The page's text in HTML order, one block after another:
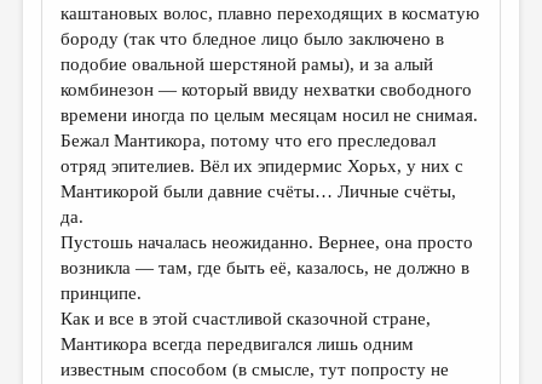
ДАЙДЖЕСТ
ПРОИЗВЕДЕНИЯ
ПЕРЕВОДЫ
КОНКУРСЫ
ДЕТСКАЯ КОМНАТА
КНИЖНАЯ ПОЛКА
ОБЗОР ЛИТЕРАТУРЫ
СТРАНИЦЫ ПАМЯТИ
ОБЪЯВЛЕНИЯ
каштановых волос, плавно переходящих в косматую
бороду (так что бледное лицо было заключено в
подобие овальной шерстяной рамы), и за алый
комбинезон — который ввиду нехватки свободного
времени иногда по целым месяцам носил не снимая.
Бежал Мантикора, потому что его преследовал
отряд эпителиев. Вёл их эпидермис Хорьх, у них с
Мантикорой были давние счёты… Личные счёты,
да.
Пустошь началась неожиданно. Вернее, она просто
возникла — там, где быть её, казалось, не должно в
принципе.
Как и все в этой счастливой сказочной стране,
Мантикора всегда передвигался лишь одним
известным способом (в смысле, тут попросту не